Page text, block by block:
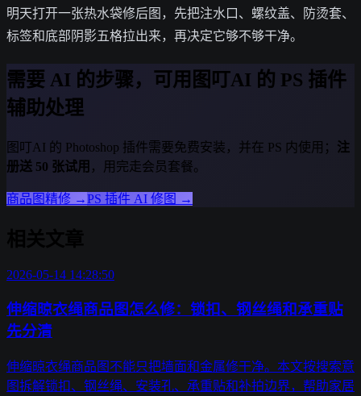
明天打开一张热水袋修后图，先把注水口、螺纹盖、防烫套、
标签和底部阴影五格拉出来，再决定它够不够干净。
需要 AI 的步骤，可用图叮AI 的 PS 插件
辅助处理
图叮AI 的 Photoshop 插件需要免费安装，并在 PS 内使用； 注
册送 50 张试用 ，用完走会员套餐。
商品图精修 →PS 插件 AI 修图 →
2026-05-14 14:28:50
伸缩晾衣绳商品图怎么修：锁扣、钢丝绳和承重贴
先分清
伸缩晾衣绳商品图不能只把墙面和金属修干净。本文按搜索意
图拆解锁扣、钢丝绳、安装孔、承重贴和补拍边界，帮助家居